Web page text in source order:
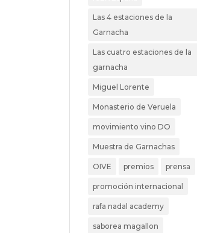
Las 4 estaciones de la
Garnacha
Las cuatro estaciones de la
garnacha
Miguel Lorente
Monasterio de Veruela
movimiento vino DO
Muestra de Garnachas
OIVE premios prensa
promoción internacional
rafa nadal academy
saborea magallon